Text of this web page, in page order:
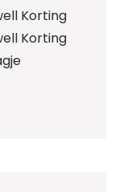
Korting
Korting